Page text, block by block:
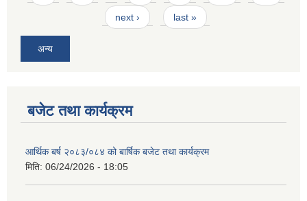
next › last »
अन्य
बजेट तथा कार्यक्रम
आर्थिक बर्ष २०८३/०८४ को बार्षिक बजेट तथा कार्यक्रम
मिति: 06/24/2026 - 18:05